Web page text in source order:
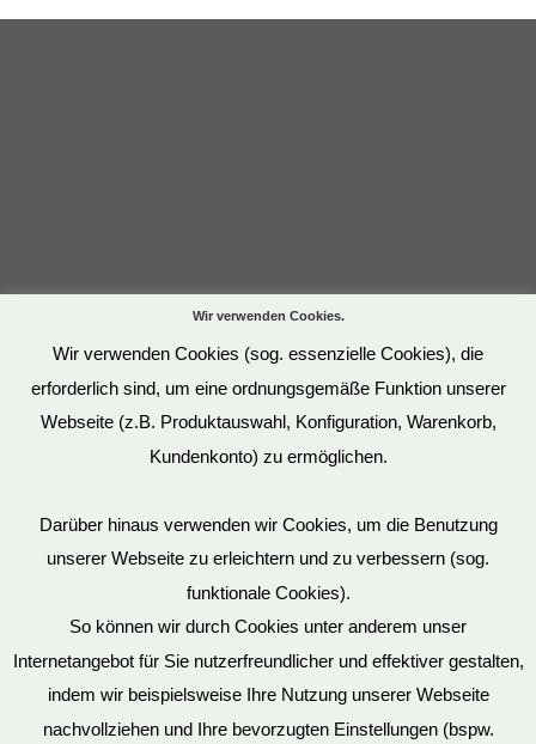
Datenschutz
Wir verwenden Cookies.
Wir verwenden Cookies (sog. essenzielle Cookies), die
erforderlich sind, um eine ordnungsgemäße Funktion unserer
Webseite (z.B. Produktauswahl, Konfiguration, Warenkorb,
Kundenkonto) zu ermöglichen.
Darüber hinaus verwenden wir Cookies, um die Benutzung
unserer Webseite zu erleichtern und zu verbessern (sog.
funktionale Cookies).
So können wir durch Cookies unter anderem unser
Internetangebot für Sie nutzerfreundlicher und effektiver gestalten,
indem wir beispielsweise Ihre Nutzung unserer Webseite
nachvollziehen und Ihre bevorzugten Einstellungen (bspw.